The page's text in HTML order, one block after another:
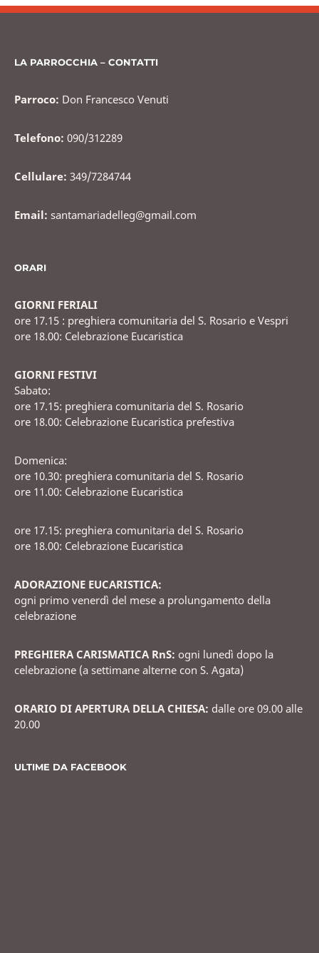
b
o
vi
LA PARROCCHIA – CONTATTI
Parroco: Don Francesco Venuti
Telefono: 090/312289
Cellulare: 349/7284744
Email: santamariadelleg@gmail.com
ORARI
GIORNI FERIALI
ore 17.15 : preghiera comunitaria del S. Rosario e Vespri
ore 18.00: Celebrazione Eucaristica
GIORNI FESTIVI
Sabato:
ore 17.15: preghiera comunitaria del S. Rosario
ore 18.00: Celebrazione Eucaristica prefestiva
Domenica:
ore 10.30: preghiera comunitaria del S. Rosario
ore 11.00: Celebrazione Eucaristica
ore 17.15: preghiera comunitaria del S. Rosario
ore 18.00: Celebrazione Eucaristica
ADORAZIONE EUCARISTICA:
ogni primo venerdì del mese a prolungamento della
celebrazione
PREGHIERA CARISMATICA RnS: ogni lunedì dopo la
celebrazione (a settimane alterne con S. Agata)
ORARIO DI APERTURA DELLA CHIESA: dalle ore 09.00 alle
20.00
ULTIME DA FACEBOOK